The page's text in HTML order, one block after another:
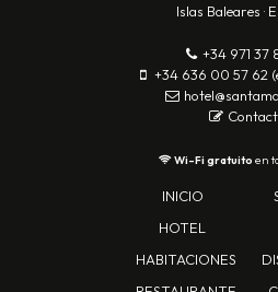
Islas Baleares ·
+34 971 37
+34 636 00 57 62
Wi-Fi gratuito en
INICIO
HOTEL
HABITACIONES